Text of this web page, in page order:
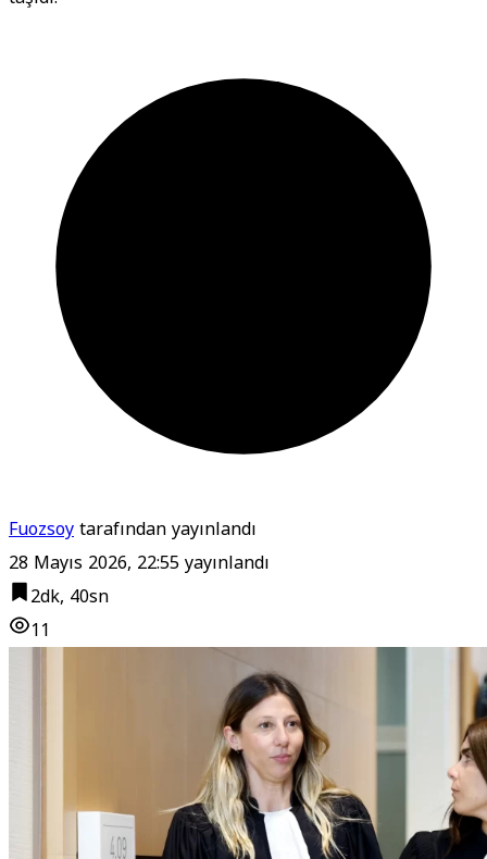
Fuozsoytarafından yayınlandı
28 Mayıs 2026, 22:55yayınlandı
2dk, 40sn
11